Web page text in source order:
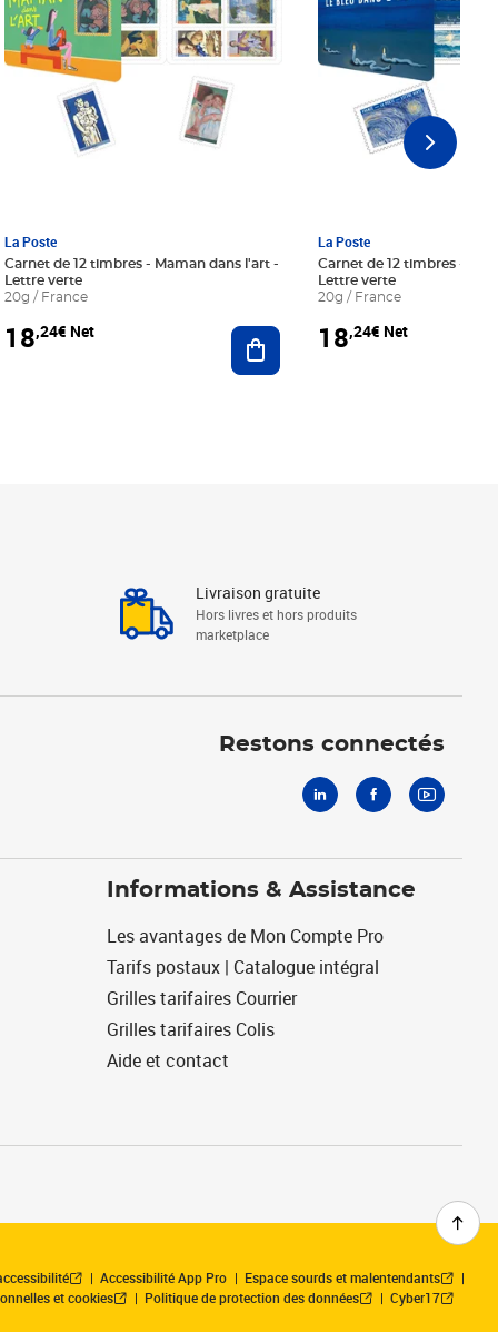
au panier
La Poste
Carnet de 12 timbres - Maman dans l'art -
Lettre verte
20g / France
18,24€ Net Ajouter au panier
La Poste
Carnet de 12 timbres - Le
Lettre verte
20g / France
18,24€ Net
Livraison gratuite
Hors livres et hors produits
marketplace
Restons connectés
Informations & Assistance
Les avantages de Mon Compte Pro
Tarifs postaux | Catalogue intégral
Grilles tarifaires Courrier
Grilles tarifaires Colis
Aide et contact
Accessibilité App Pro
Espace sourds et malentendants
et cookies
Politique de protection des données Cyber17